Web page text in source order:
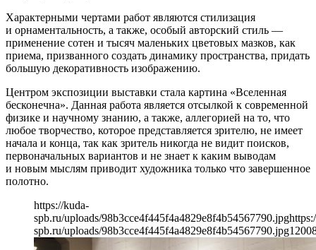
Характерными чертами работ являются стилизация
и орнаментальность, а также, особый авторский стиль —
применение сотен и тысяч маленьких цветовых мазков, как
приема, призванного создать динамику пространства, придать
большую декоративность изображению.
Центром экспозиции выставки стала картина «Вселенная
бесконечна». Данная работа является отсылкой к современной
физике и научному знанию, а также, аллегорией на то, что
любое творчество, которое представляется зрителю, не имеет
начала и конца, так как зритель никогда не видит поисков,
первоначальных вариантов и не знает к каким выводам
и новым мыслям приводит художника только что завершенное
полотно.
https://kuda-
spb.ru/uploads/98b3cce4f445f4a4829e8f4b54567790.jpg
spb.ru/uploads/98b3cce4f445f4a4829e8f4b54567790.jpg1200